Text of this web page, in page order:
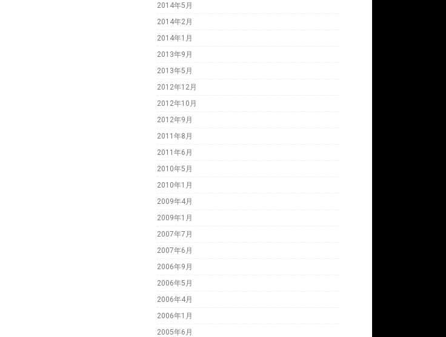
2014年5月
2014年2月
2014年1月
2013年9月
2013年5月
2012年12月
2012年10月
2012年9月
2011年8月
2011年6月
2010年5月
2010年1月
2009年4月
2009年1月
2007年7月
2007年6月
2006年9月
2006年5月
2006年4月
2006年1月
2005年6月